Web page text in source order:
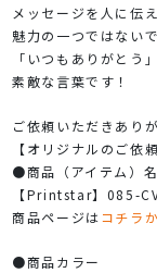
メッセージを人に伝
魅力の一つではない
「いつもありがとう」
素敵な言葉です！
ご依頼いただきあり
【オリジナルのご依
●商品（アイテム）名
【Printstar】085-
商品ページはコチラ
●商品カラー